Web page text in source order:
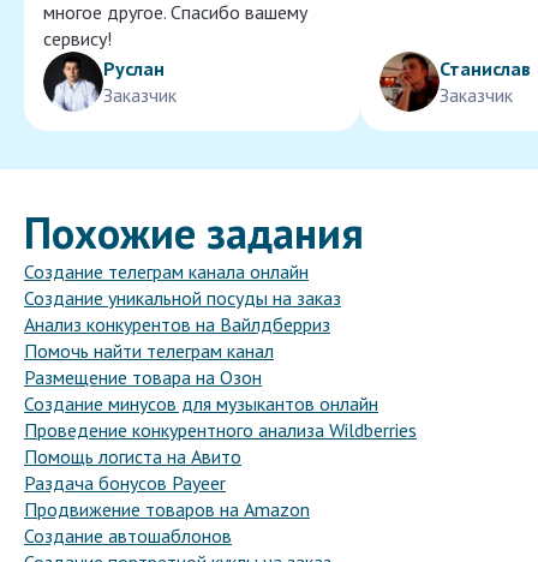
многое другое. Спасибо вашему
сервису!
Руслан
Заказчик
Станислав
Заказчик
Похожие задания
Создание телеграм канала онлайн
Создание уникальной посуды на заказ
Анализ конкурентов на Вайлдберриз
Помочь найти телеграм канал
Размещение товара на Озон
Создание минусов для музыкантов онлайн
Проведение конкурентного анализа Wildberries
Помощь логиста на Авито
Раздача бонусов Payeer
Продвижение товаров на Amazon
Создание автошаблонов